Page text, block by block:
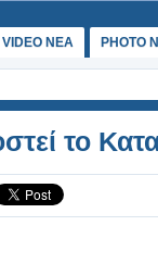
VIDEO NEA PHOTO
το